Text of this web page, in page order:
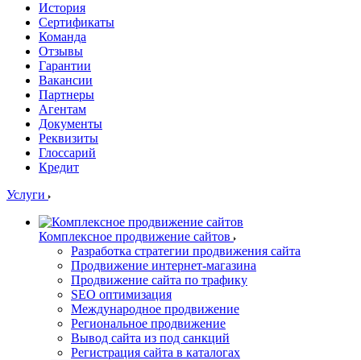
История
Сертификаты
Команда
Отзывы
Гарантии
Вакансии
Партнеры
Агентам
Документы
Реквизиты
Глоссарий
Кредит
Услуги
Комплексное продвижение сайтов
Разработка стратегии продвижения сайта
Продвижение интернет-магазина
Продвижение сайта по трафику
SEO оптимизация
Международное продвижение
Региональное продвижение
Вывод сайта из под санкций
Регистрация сайта в каталогах